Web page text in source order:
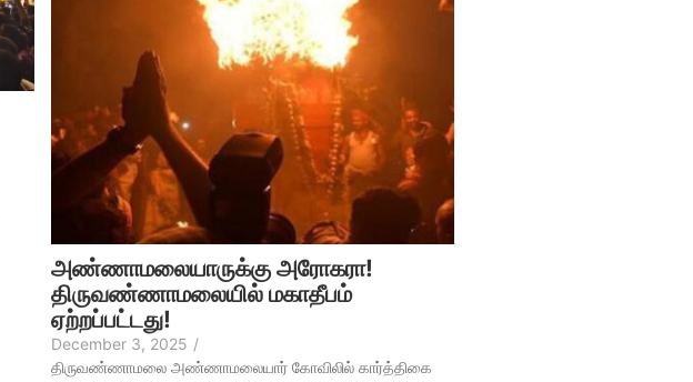
அண்ணாமலையாருக்கு அரோகரா!
திருவண்ணாமலையில் மகாதீபம்
ஏற்றப்பட்டது!
December 3, 2025 /
திருவண்ணாமலை அண்ணாமலையார் கோவிலில் கார்த்திகை